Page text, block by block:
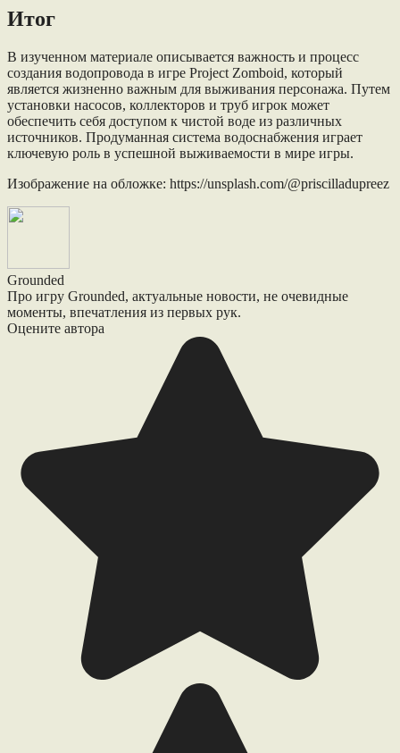
Итог
В изученном материале описывается важность и процесс
создания водопровода в игре Project Zomboid, который
является жизненно важным для выживания персонажа. Путем
установки насосов, коллекторов и труб игрок может
обеспечить себя доступом к чистой воде из различных
источников. Продуманная система водоснабжения играет
ключевую роль в успешной выживаемости в мире игры.
Изображение на обложке: https://unsplash.com/@priscilladupreez
Grounded
Про игру Grounded, актуальные новости, не очевидные
моменты, впечатления из первых рук.
Оцените автора